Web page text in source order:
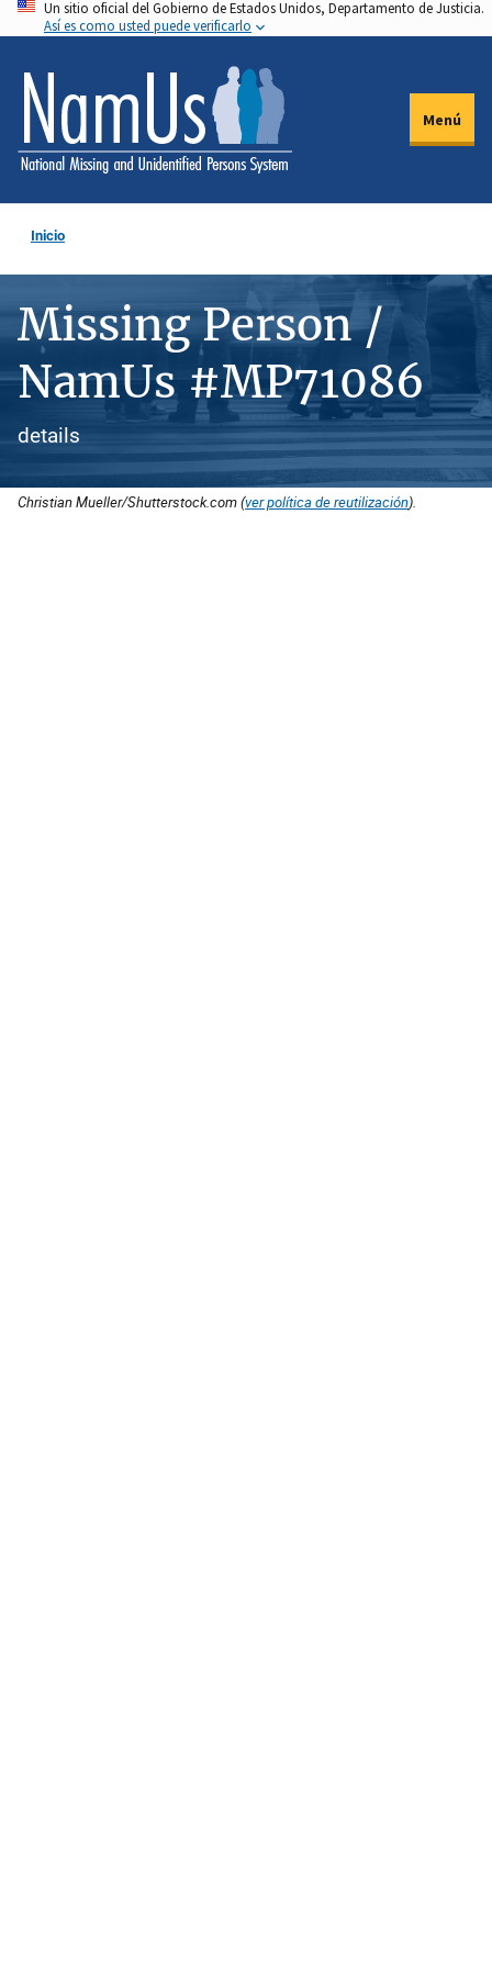
Pasar
al
contenido
principal
Un sitio oficial del Gobierno de Estados Unidos, Departamento de Justicia.
Así es como usted puede verificarlo
Menú
Inicio
Missing Person /
NamUs #MP71086
details
Christian Mueller/Shutterstock.com (ver política de reutilización).